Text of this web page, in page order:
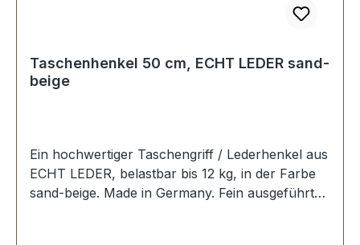
Taschenhenkel 50 cm, ECHT LEDER sand-
beige
Ein hochwertiger Taschengriff / Lederhenkel aus
ECHT LEDER, belastbar bis 12 kg, in der Farbe
sand-beige. Made in Germany. Fein ausgeführte